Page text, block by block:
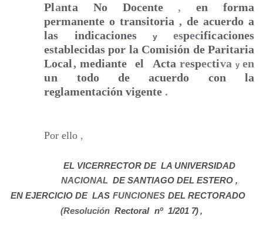
Planta No Docente ,en forma
permanente o transitoria , de acuerdo a
las indicacionesyespecificaciones
establecidas por la Comisión de Paritaria
Local,mediante el Actarespectiva yen
un
todo de acuerdo con la
reglamentación vigente .
Por ello ,
EL VICERRECTOR DE LA UNIVERSIDAD
NACIONAL DE SANTIAGO DEL ESTERO ,
EN EJERCICIO DE LAS FUNCIONES DEL RECTORADO
(Resolución Rectoral nº 1/201 7),